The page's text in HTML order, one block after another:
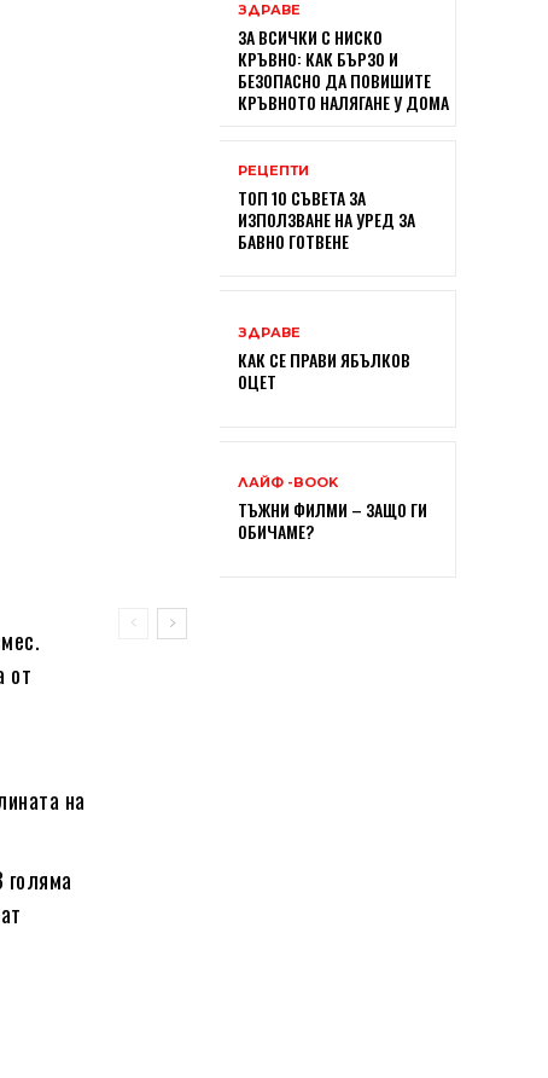
от
на
ЗДРАВЕ
ЗА ВСИЧКИ С НИСКО
КРЪВНО: КАК БЪРЗО И
БЕЗОПАСНО ДА ПОВИШИТЕ
КРЪВНОТО НАЛЯГАНЕ У ДОМА
РЕЦЕПТИ
ТОП 10 СЪВЕТА ЗА
ИЗПОЛЗВАНЕ НА УРЕД ЗА
БАВНО ГОТВЕНЕ
ЗДРАВЕ
КАК СЕ ПРАВИ ЯБЪЛКОВ
ОЦЕТ
ЛАЙФ -BOOK
ТЪЖНИ ФИЛМИ – ЗАЩО ГИ
ОБИЧАМЕ?